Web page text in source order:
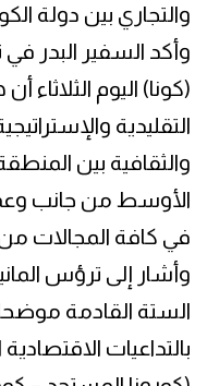
والتجاري بين دولة
وأكد السفير البدر في
(كونا) اليوم الثلاثاء
التقليدية
والثقافية بين
الأوسط من جانب وعمق
في كافة المجالات
وأشار إلى ترؤس
الستة القادمة
بالتداعيات